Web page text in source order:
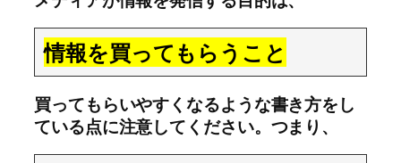
情報を買ってもらうこと
買ってもらいやすくなるような書き方をし
ている点に注意してください。つまり、